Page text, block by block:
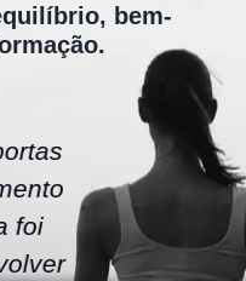
bem-
foi
"A
escola
As
uma